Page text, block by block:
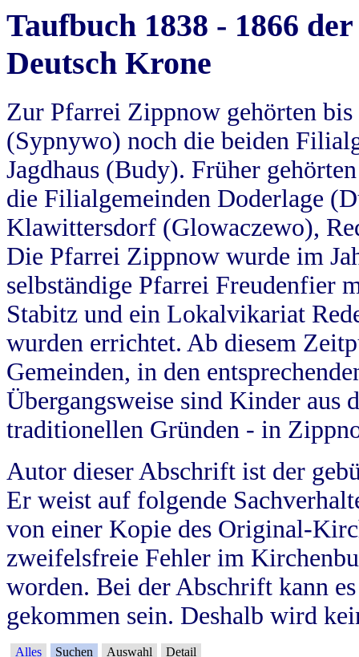
Taufbuch 1838 - 1866
Deutsch Krone
Zur Pfarrei Zippnow gehörten
(Sypnywo) noch die beiden
Jagdhaus (Budy). Früher
die Filialgemeinden Doderlage
Klawittersdorf (Glowaczewo),
Die Pfarrei Zippnow wurde im
selbständige Pfarrei Freudenfier
Stabitz und ein Lokalvikariat
wurden errichtet. Ab diesem
Gemeinden, in den
Übergangsweise sind Kinder aus
traditionellen Gründen - in
Autor dieser Abschrift ist der
Er weist auf folgende
von einer Kopie des Original-
zweifelsfreie Fehler im
worden. Bei der Abschrift kann
gekommen sein. Deshalb wird
Alles Suchen Auswahl Detail